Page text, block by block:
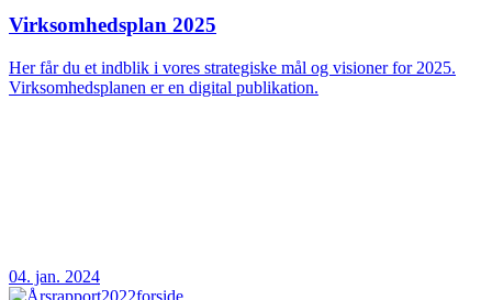
Virksomhedsplan 2025
Her får du et indblik i vores strategiske mål og visioner for 2025.
Virksomhedsplanen er en digital publikation.
04. jan. 2024